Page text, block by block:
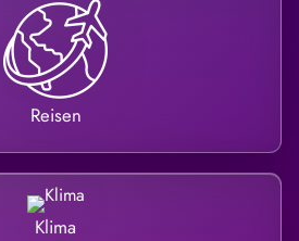
Reisen
Klima